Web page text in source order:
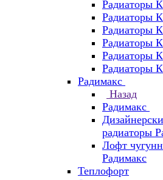
Радиаторы
Радиаторы
Радиаторы
Радиаторы
Радиаторы
Радиаторы
Радимакс
Назад
Радимакс
радиаторы
Лофт
Радимакс
Теплофорт